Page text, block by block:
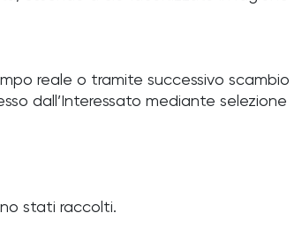
reale o tramite successivo scambio
dall’Interessato mediante selezione
stati raccolti.